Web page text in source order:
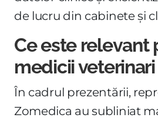
de lucru din cabinete și
Ce este relevant
medicii veterinari
În cadrul prezentării,
Zomedica au subliniat